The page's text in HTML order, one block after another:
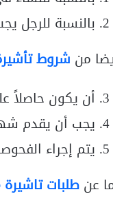
بالنسبة للرجل يجب
من شروط
أن يكون حاصلاً
يجب أن يقدم
يتم إجراء
عنطلبات تاشيرة